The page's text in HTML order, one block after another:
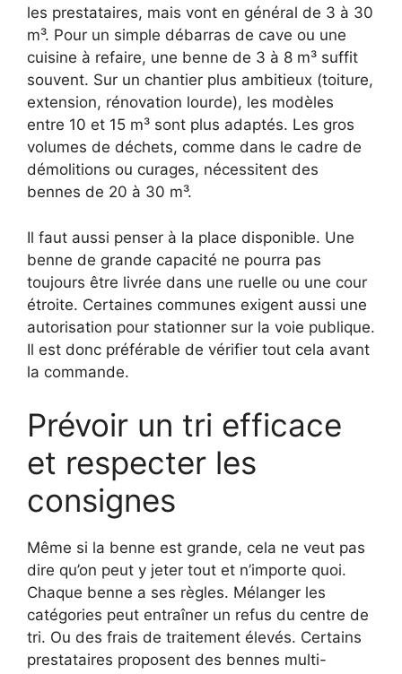
les prestataires, mais vont en général de 3 à 30
m³. Pour un simple débarras de cave ou une
cuisine à refaire, une benne de 3 à 8 m³ suffit
souvent. Sur un chantier plus ambitieux (toiture,
extension, rénovation lourde), les modèles
entre 10 et 15 m³ sont plus adaptés. Les gros
volumes de déchets, comme dans le cadre de
démolitions ou curages, nécessitent des
bennes de 20 à 30 m³.
Il faut aussi penser à la place disponible. Une
benne de grande capacité ne pourra pas
toujours être livrée dans une ruelle ou une cour
étroite. Certaines communes exigent aussi une
autorisation pour stationner sur la voie publique.
Il est donc préférable de vérifier tout cela avant
la commande.
Prévoir un tri efficace
et respecter les
consignes
Même si la benne est grande, cela ne veut pas
dire qu’on peut y jeter tout et n’importe quoi.
Chaque benne a ses règles. Mélanger les
catégories peut entraîner un refus du centre de
tri. Ou des frais de traitement élevés. Certains
prestataires proposent des bennes multi-